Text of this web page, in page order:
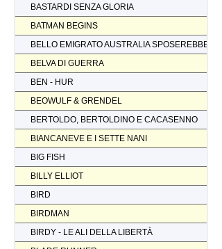
BASTARDI SENZA GLORIA
BATMAN BEGINS
BELLO EMIGRATO AUSTRALIA SPOSEREBBE
BELVA DI GUERRA
BEN - HUR
BEOWULF & GRENDEL
BERTOLDO, BERTOLDINO E CACASENNO
BIANCANEVE E I SETTE NANI
BIG FISH
BILLY ELLIOT
BIRD
BIRDMAN
BIRDY - LE ALI DELLA LIBERTÀ